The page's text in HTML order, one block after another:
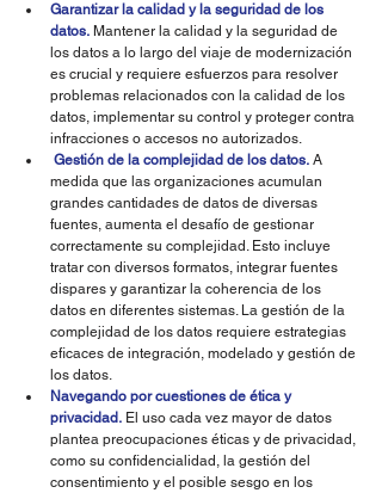
Garantizar la calidad y la seguridad de los
datos. Mantener la calidad y la seguridad de
los datos a lo largo del viaje de modernización
es crucial y requiere esfuerzos para resolver
problemas relacionados con la calidad de los
datos, implementar su control y proteger contra
infracciones o accesos no autorizados.
Gestión de la complejidad de los datos. A
medida que las organizaciones acumulan
grandes cantidades de datos de diversas
fuentes, aumenta el desafío de gestionar
correctamente su complejidad. Esto incluye
tratar con diversos formatos, integrar fuentes
dispares y garantizar la coherencia de los
datos en diferentes sistemas. La gestión de la
complejidad de los datos requiere estrategias
eficaces de integración, modelado y gestión de
los datos.
Navegando por cuestiones de ética y
privacidad. El uso cada vez mayor de datos
plantea preocupaciones éticas y de privacidad,
como su confidencialidad, la gestión del
consentimiento y el posible sesgo en los